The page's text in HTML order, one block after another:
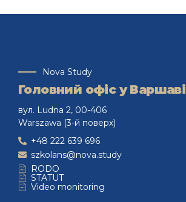
Nova Study
Головний офіс у Варшаві
вул. Ludna 2, 00-406
Warszawa (3-й поверх)
+48 222 639 696
szkolans@nova.study
RODO
STATUT
Video monitoring